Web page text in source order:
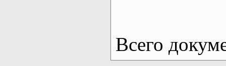
Всего